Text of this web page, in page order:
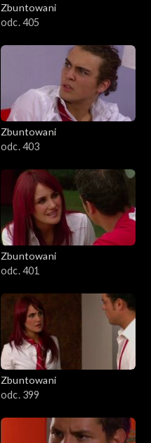
Zbuntowani
odc. 405
Zbuntowani
odc. 403
Zbuntowani
odc. 401
Zbuntowani
odc. 399